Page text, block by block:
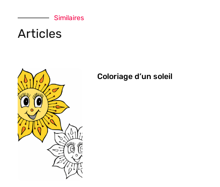
Similaires
Articles
Coloriage d’un soleil